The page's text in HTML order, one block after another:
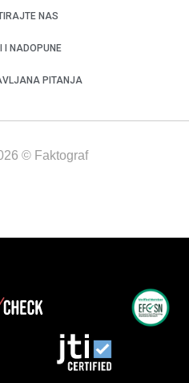
NAS
I NADOPUNE
PITANJA
© Faktograf